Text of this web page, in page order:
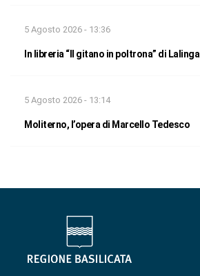
5 Agosto 2026 - 13:36
In libreria “Il gitano in poltrona” di Lalinga
5 Agosto 2026 - 13:14
Moliterno, l’opera di Marcello Tedesco